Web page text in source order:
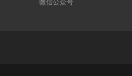
微信公众号